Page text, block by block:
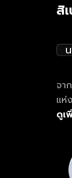
สิ
จา
แห่
เฟิ
ข
ดูเ